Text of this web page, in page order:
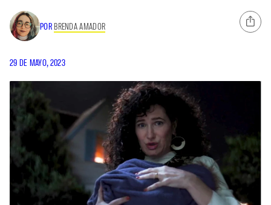
POR BRENDA AMADOR
29 DE MAYO, 2023